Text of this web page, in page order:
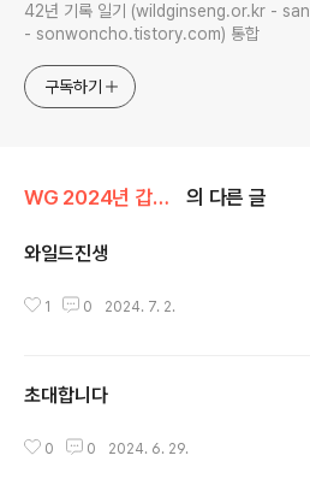
42년 기록 일기 (wildginseng.or.kr - sanwoncho.or.kr
- sonwoncho.tistory.com) 통합
구독하기
WG 2024년 갑진년 기록 의 다른 글
와일드진생
1 0 2024. 7. 2.
초대합니다
0 0 2024. 6. 29.